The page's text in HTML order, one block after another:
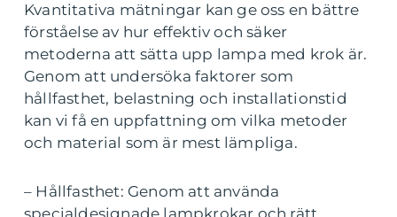
Kvantitativa mätningar kan ge oss en bättre
förståelse av hur effektiv och säker
metoderna att sätta upp lampa med krok är.
Genom att undersöka faktorer som
hållfasthet, belastning och installationstid
kan vi få en uppfattning om vilka metoder
och material som är mest lämpliga.
– Hållfasthet: Genom att använda